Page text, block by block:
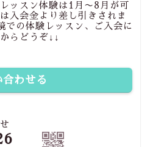
ッスン体験は1月〜8月が可
入会金より差し引きされま
の体験レッスン、ご入会に
らどうぞ↓↓
合わせる